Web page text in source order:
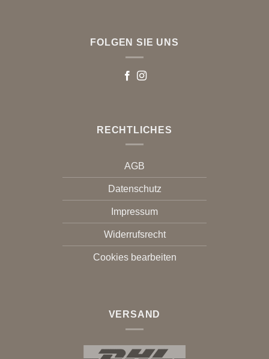
FOLGEN SIE UNS
RECHTLICHES
AGB
Datenschutz
Impressum
Widerrufsrecht
Cookies bearbeiten
VERSAND